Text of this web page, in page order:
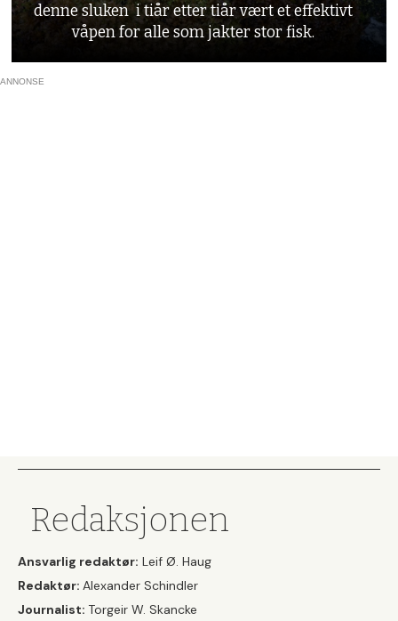
denne sluken i tiår etter tiår vært et effektivt
våpen for alle som jakter stor fisk.
ANNONSE
Redaksjonen
Ansvarlig redaktør: Leif Ø. Haug
Redaktør: Alexander Schindler
Journalist: Torgeir W. Skancke